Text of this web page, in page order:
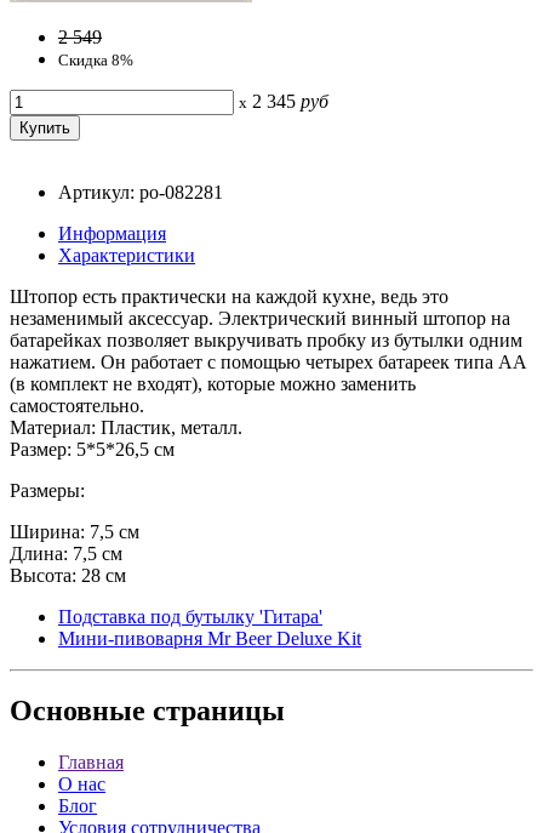
2 549
Скидка 8%
x 2 345 руб
Артикул: po-082281
Информация
Характеристики
Штопор есть практически на каждой кухне, ведь это
незаменимый аксессуар. Электрический винный штопор на
батарейках позволяет выкручивать пробку из бутылки одним
нажатием. Он работает с помощью четырех батареек типа АА
(в комплект не входят), которые можно заменить
самостоятельно.
Материал: Пластик, металл.
Размер: 5*5*26,5 см
Размеры:
Ширина: 7,5 см
Длина: 7,5 см
Высота: 28 см
Подставка под бутылку 'Гитара'
Мини-пивоварня Mr Beer Deluxe Kit
Основные страницы
Главная
О нас
Блог
Условия сотрудничества